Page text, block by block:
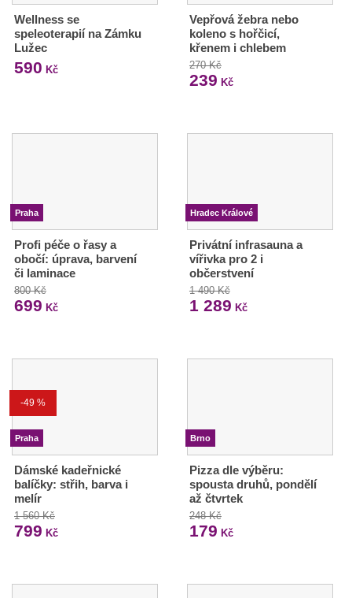
Wellness se
speleoterapií na Zámku
Lužec
590 Kč
Vepřová žebra nebo
koleno s hořčicí,
křenem i chlebem
270 Kč
239 Kč
Praha
Profi péče o řasy a
obočí: úprava, barvení
či laminace
800 Kč
699 Kč
Hradec Králové
Privátní infrasauna a
vířivka pro 2 i
občerstvení
1 490 Kč
1 289 Kč
-49 %
Praha
Dámské kadeřnické
balíčky: střih, barva i
melír
1 560 Kč
799 Kč
Brno
Pizza dle výběru:
spousta druhů, pondělí
až čtvrtek
248 Kč
179 Kč